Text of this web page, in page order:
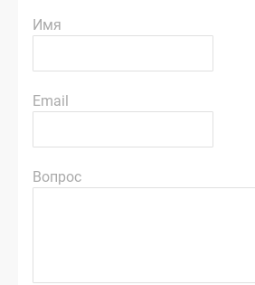
Имя
Email
Вопрос